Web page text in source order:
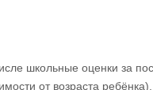
школьные оценки за
от возраста ребёнка).